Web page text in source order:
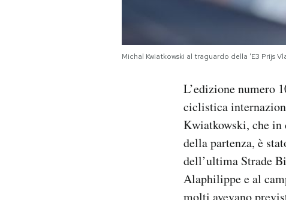
Michal Kwiatkowski al traguardo della 'E3 Prijs
L’edizione numero
ciclistica
Kwiatkowski, che
della partenza, è
dell’ultima Strade
Alaphilippe e al